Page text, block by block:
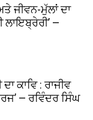
ਜੀਵਨ-ਮੁੱਲਾਂ ਦਾ
ਲਾਇਬ੍ਰੇਰੀ’ —
ਕਾਵਿ : ਰਾਜੀਵ
— ਰਵਿੰਦਰ ਸਿੰਘ